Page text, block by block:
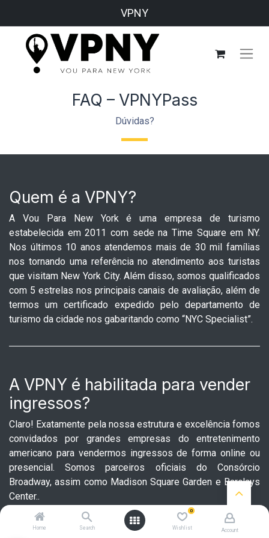
Home Search
0
Wishlist Account
VPNY
FAQ – VPNYPass
Dúvidas?
Quem é a VPNY?
A Vou Para New York é uma empresa de turismo
estabelecida em 2011 com sede na Time Square em NY.
Nos últimos 10 anos atendemos mais de 30 mil famílias
nos tornando uma referência no atendimento aos turistas
que visitam New York City. Além disso, somos qualificados
com 5 estrelas nos principais canais de avaliação, além de
termos um certificado expedido pelo departamento de
turismo da cidade nos gabaritando como “NYC Specialist”.
A VPNY é habilitada para vender
ingressos?
Claro! Exatamente pela nossa estrutura e excelência fomos
convidados por grandes empresas do entretenimento
americano para vendermos ingressos de forma online ou
presencial. Somos parceiros oficiais do Consórcio
Broadway, assim como Madison Square Garden e Barclays
Center..